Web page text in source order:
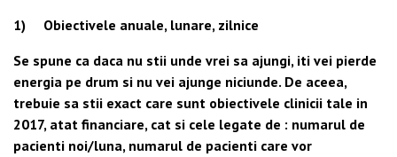
1) Obiectivele anuale, lunare, zilnice
Se spune ca daca nu stii unde vrei sa ajungi, iti vei pierde
energia pe drum si nu vei ajunge niciunde. De aceea,
trebuie sa stii exact care sunt obiectivele clinicii tale in
2017, atat financiare, cat si cele legate de : numarul de
pacienti noi/luna, numarul de pacienti care vor